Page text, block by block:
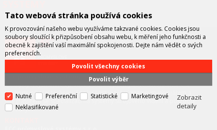
je technicko – obchodní společností,
zastupující významné výrobce v oblasti průmyslové automatizace a
telekomunikační techniky. Společnost je též významným vývojářem a
integrátorem se specializací na systémy strojového vidění a pokročilé
robotiky.
Tato webová stránka používá cookies
K provozování našeho webu využíváme takzvané cookies. Cookies jsou
soubory sloužící k přizpůsobení obsahu webu, k měření jeho funkčnosti a
obecně k zajištění vaší maximální spokojenosti. Dejte nám vědět o svých
preferencích.
Povolit výběr
Povolit všechny cookies
Nutné Preferenční Statistické
Marketingové
Neklasifikované
Zobrazit
detaily